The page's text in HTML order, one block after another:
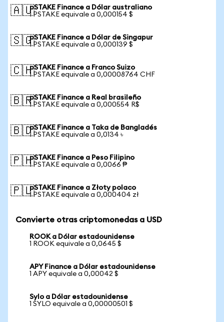
🇦🇺pSTAKE Finance a Dólar australiano
1 PSTAKE equivale a 0,000154 $
🇸🇬pSTAKE Finance a Dólar de Singapur
1 PSTAKE equivale a 0,000139 $
🇨🇭pSTAKE Finance a Franco Suizo
1 PSTAKE equivale a 0,00008764 CHF
🇧🇷pSTAKE Finance a Real brasileño
1 PSTAKE equivale a 0,000554 R$
🇧🇩pSTAKE Finance a Taka de Bangladés
1 PSTAKE equivale a 0,0134 ৳
🇵🇭pSTAKE Finance a Peso Filipino
1 PSTAKE equivale a 0,0066 ₱
🇵🇱pSTAKE Finance a Złoty polaco
1 PSTAKE equivale a 0,000404 zł
Convierte otras criptomonedas a USD
ROOK a Dólar estadounidense
1 ROOK equivale a 0,0645 $
APY Finance a Dólar estadounidense
1 APY equivale a 0,00042 $
Sylo a Dólar estadounidense
1 SYLO equivale a 0,00000501 $